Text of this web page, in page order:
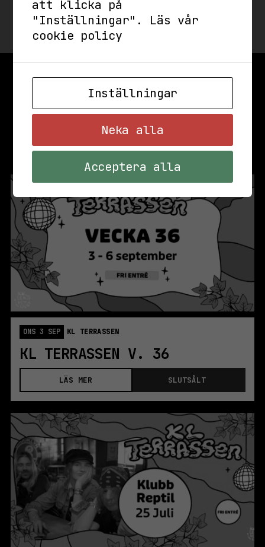
ONS 3 SEP KL TERRASSEN
KL TERRASSEN V. 36
SLUTSÅLT
LÄS MER
att klicka på
"Inställningar". Läs vår
cookie policy
Inställningar
Neka alla
Acceptera alla